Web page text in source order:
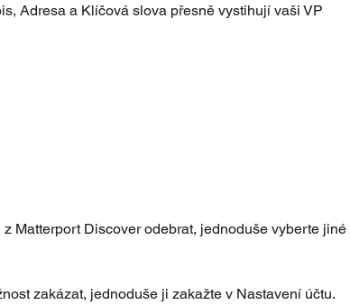
Adresa a Klíčová slova přesně vystihují vaši VP
Matterport Discover odebrat, jednoduše vyberte
zakázat, jednoduše ji zakažte v Nastavení účtu.